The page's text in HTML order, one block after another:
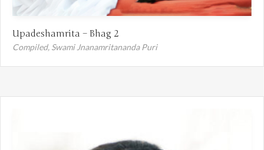
Upadeshamrita – Bhag 2
Compiled, Swami Jnanamritananda Puri